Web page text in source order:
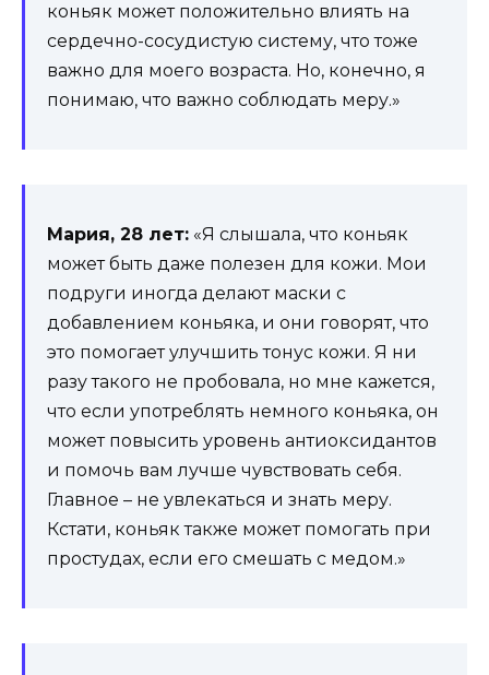
коньяк может положительно влиять на
сердечно-сосудистую систему, что тоже
важно для моего возраста. Но, конечно, я
понимаю, что важно соблюдать меру.»
Мария, 28 лет: «Я слышала, что коньяк
может быть даже полезен для кожи. Мои
подруги иногда делают маски с
добавлением коньяка, и они говорят, что
это помогает улучшить тонус кожи. Я ни
разу такого не пробовала, но мне кажется,
что если употреблять немного коньяка, он
может повысить уровень антиоксидантов
и помочь вам лучше чувствовать себя.
Главное – не увлекаться и знать меру.
Кстати, коньяк также может помогать при
простудах, если его смешать с медом.»